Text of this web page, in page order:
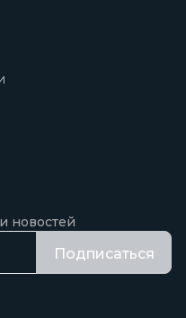
новостей
Подписаться